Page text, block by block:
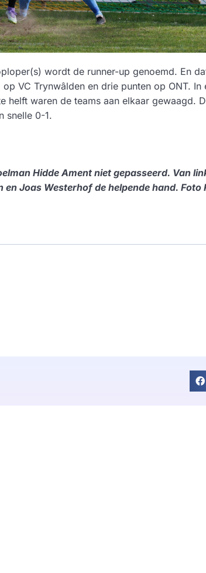
wordt de runner-up genoemd. En
VC Trynwâlden en drie punten op ONT. In
helft waren de teams aan elkaar gewaagd.
snelle 0-1.
Hidde Ament niet gepasseerd. Van
Joas Westerhof de helpende hand. Foto